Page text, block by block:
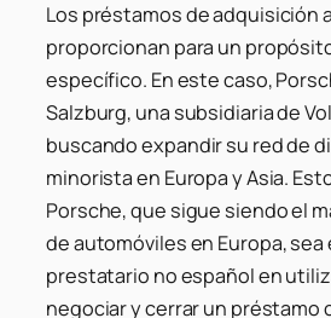
Los préstamos de adquisición
proporcionan para un
específico. En este caso,
Salzburg, una subsidiaria de
buscando expandir su red de
minorista en Europa y Asia.
Porsche, que sigue siendo el
de automóviles en Europa, sea
prestatario no español en
negociar y cerrar un préstamo